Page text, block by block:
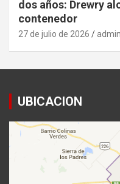
dos años: Drewry
contenedor
27 de julio de 2026 admin
UBICACION